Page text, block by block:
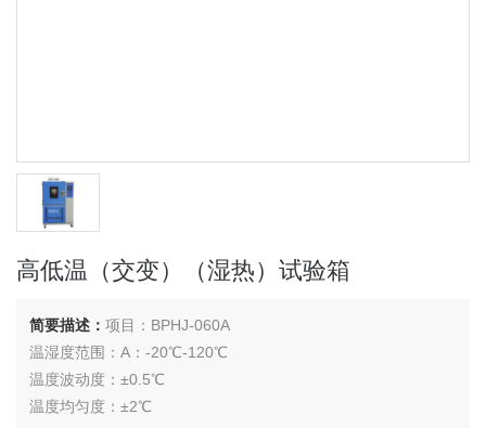
高低温（交变）（湿热）试验箱
简要描述：项目：BPHJ-060A
温湿度范围：A：-20℃-120℃
温度波动度：±0.5℃
温度均匀度：±2℃